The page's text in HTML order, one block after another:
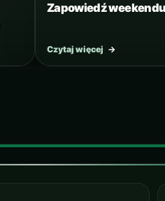
Zapowiedź weekendu
Czytaj więcej →